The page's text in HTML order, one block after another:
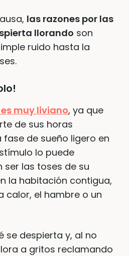
las razones por las
llorando son
ruido hasta la
muy liviano, ya que
de sus horas
de sueño ligero en
lo puede
ser las toses de su
la habitación contigua,
calor, el hambre o un
se despierta y, al no
a gritos reclamando